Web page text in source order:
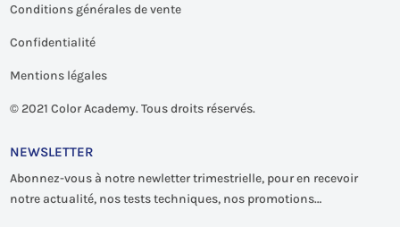
Conditions générales de vente
Confidentialité
Mentions légales
© 2021 Color Academy. Tous droits réservés.
NEWSLETTER
Abonnez-vous à notre newletter trimestrielle, pour en recevoir
notre actualité, nos tests techniques, nos promotions…